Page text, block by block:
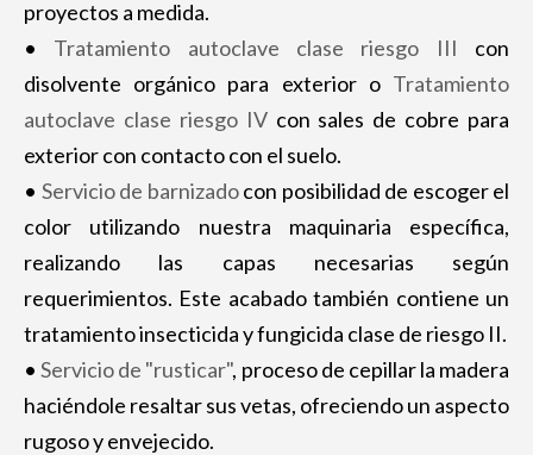
proyectos a medida.
• Tratamiento autoclave clase riesgo III con
disolvente orgánico para exterior o Tratamiento
autoclave clase riesgo IVcon sales de cobre para
exterior con contacto con el suelo.
• Servicio de barnizadocon posibilidad de escoger el
color utilizando nuestra maquinaria específica,
realizando las capas necesarias según
requerimientos. Este acabado también contiene un
tratamiento insecticida y fungicida clase de riesgo II.
•Servicio de "rusticar", proceso de cepillar la madera
haciéndole resaltar sus vetas, ofreciendo un aspecto
rugoso y envejecido.